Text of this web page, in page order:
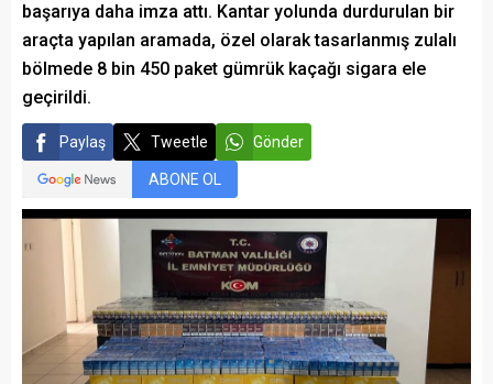
başarıya daha imza attı. Kantar yolunda durdurulan bir
araçta yapılan aramada, özel olarak tasarlanmış zulalı
bölmede 8 bin 450 paket gümrük kaçağı sigara ele
geçirildi.
Paylaş Tweetle Gönder
ABONE OL